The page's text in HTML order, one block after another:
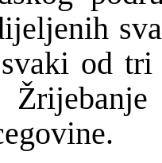
od tri